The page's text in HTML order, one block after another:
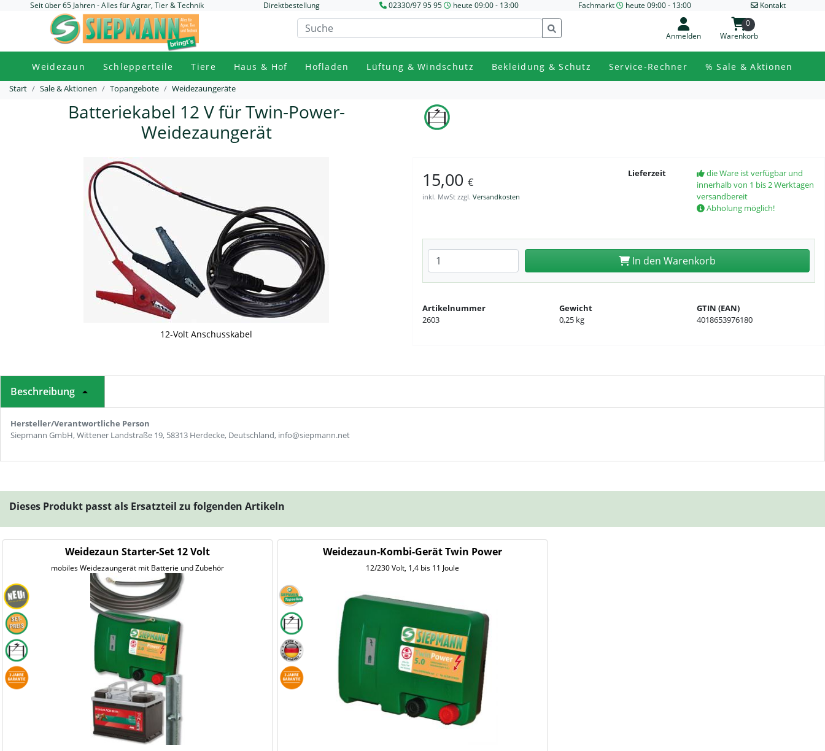
Seit über 65 Jahren - Alles für Agrar, Tier & Technik Direktbestellung 02330/97 95 95 heute 09:00 - 13:00 Fachmarkt heute 09:00 - 13:00 Kontakt
Anmelden Warenkorb
0
Weidezaun Schlepperteile Tiere Haus & Hof Hofladen Lüftung & Windschutz Bekleidung & Schutz Service-Rechner % Sale & Aktionen
Start Sale & Aktionen Topangebote Weidezaungeräte
Batteriekabel 12 V für Twin-Power-
Weidezaungerät
12-Volt Anschusskabel
15,00 €
inkl. MwSt zzgl. Versandkosten
Lieferzeit
die Ware ist verfügbar und
innerhalb von 1 bis 2 Werktagen
versandbereit
Abholung möglich!
Anzahl eingeben In den Warenkorb
Artikelnummer
2603
Gewicht
0,25 kg
GTIN (EAN)
4018653976180
Beschreibung
Hersteller/Verantwortliche Person
Siepmann GmbH, Wittener Landstraße 19, 58313 Herdecke, Deutschland, info@siepmann.net
Dieses Produkt passt als Ersatzteil zu folgenden Artikeln
Weidezaun Starter-Set 12 Volt
mobiles Weidezaungerät mit Batterie und Zubehör
Weidezaun-Kombi-Gerät Twin Power
12/230 Volt, 1,4 bis 11 Joule